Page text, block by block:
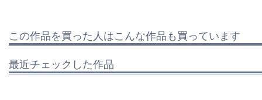
この作品を買った人はこんな作品も買っています
最近チェックした作品